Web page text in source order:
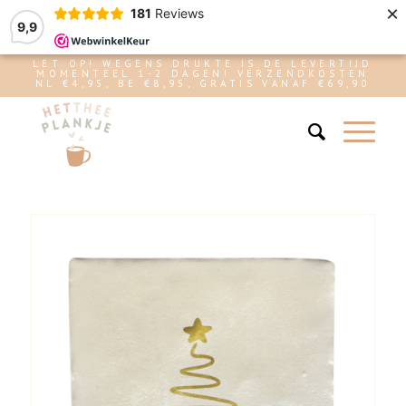
9,9
181 Reviews ×
LET OP! WEGENS DRUKTE IS DE LEVERTIJD
MOMENTEEL 1-2 DAGEN! VERZENDKOSTEN
NL €4,95, BE €8,95, GRATIS VANAF €69,90